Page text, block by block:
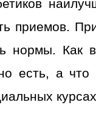
приемов.
нормы. Как
есть, а что